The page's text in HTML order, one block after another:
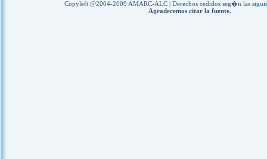
Copyleft @2004-2009 AMARC-ALC | Derechos cedidos seg�n las
Agradecemos citar la fuente.